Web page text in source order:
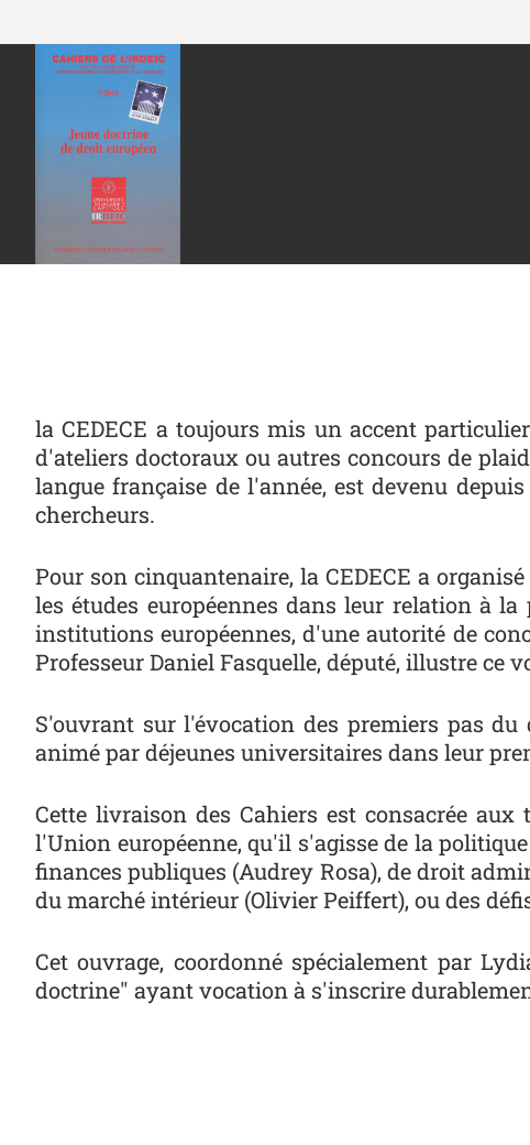
la CEDECE a toujours mis un accent
d'ateliers doctoraux ou autres concours de
langue française de l'année, est devenu
chercheurs.
Pour son cinquantenaire, la CEDECE a
les études européennes dans leur relation à
institutions européennes, d'une autorité de
Professeur Daniel Fasquelle, député, illustre ce
S'ouvrant sur l'évocation des premiers pas
animé par déjeunes universitaires dans leur
Cette livraison des Cahiers est consacrée
l'Union européenne, qu'il s'agisse de la
finances publiques (Audrey Rosa), de droit
du marché intérieur (Olivier Peiffert), ou des
Cet ouvrage, coordonné spécialement par
doctrine" ayant vocation à s'inscrire